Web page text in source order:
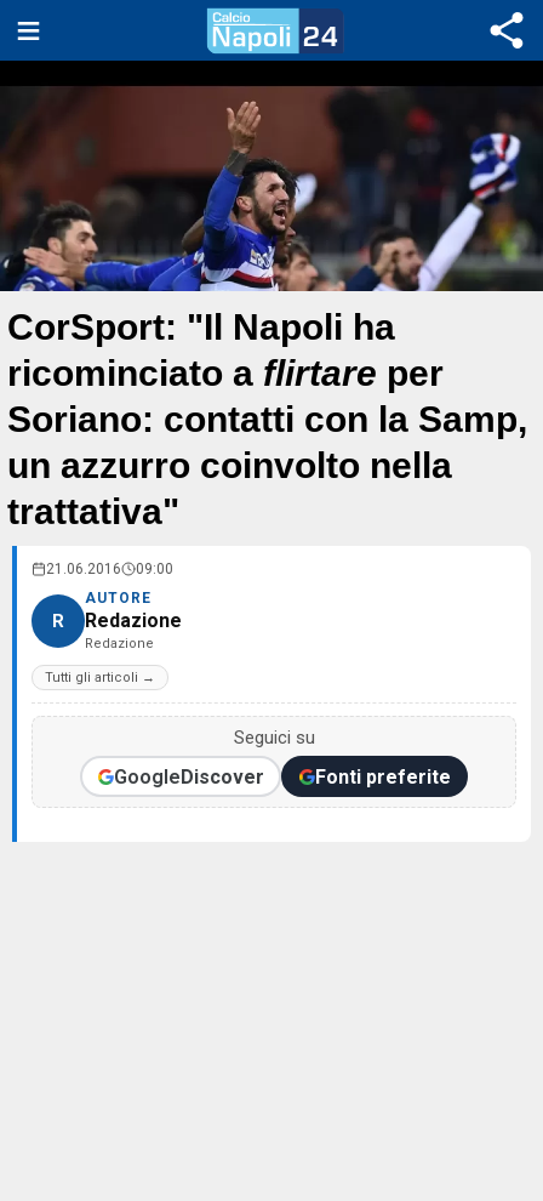
CorSport: "Il Napoli ha
ricominciato a flirtare per
Soriano: contatti con la Samp,
un azzurro coinvolto nella
trattativa"
21.06.2016 09:00
R
AUTORE
Redazione
Redazione
Tutti gli articoli →
Seguici su
GoogleDiscover Fonti preferite